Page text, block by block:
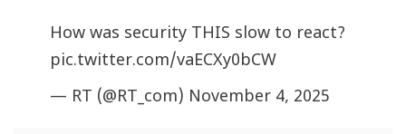
How was security THIS slow to react?
pic.twitter.com/vaECXy0bCW
— RT (@RT_com) November 4, 2025